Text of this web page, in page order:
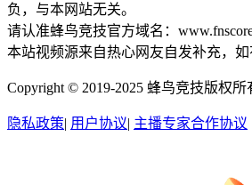
负，与本网站无关。
请认准蜂鸟竞技官方域名：
本站视频源来自热心网友自发补充，
Copyright © 2019-2025 蜂鸟竞技版权所
隐私政策| 用户协议| 主播专家合作协议